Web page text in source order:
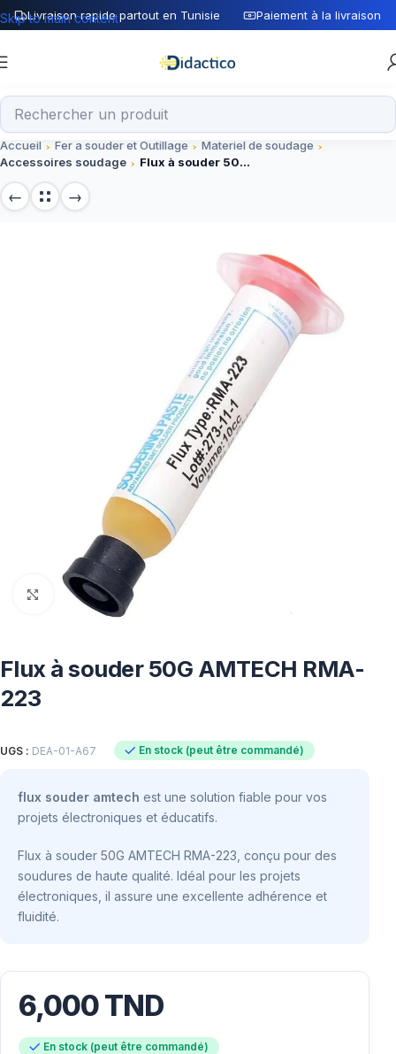
Livraison rapide partout en Tunisie Paiement à la livraison
Skip to main content
Accueil Fer a souder et Outillage
Materiel de soudage
Accessoires soudage
Flux à souder 50G AMTECH RMA-223
Click to enlarge
Flux à souder 50G AMTECH RMA-
223
UGS : DEA-01-A67 En stock (peut être commandé)
flux souder amtech est une solution fiable pour vos
projets électroniques et éducatifs.
Flux à souder 50G AMTECH RMA-223, conçu pour des
soudures de haute qualité. Idéal pour les projets
électroniques, il assure une excellente adhérence et
fluidité.
6,000TND
En stock (peut être commandé)